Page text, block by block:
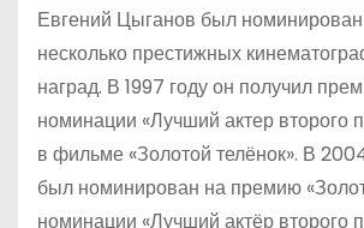
Евгений Цыганов был
несколько престижных
наград. В 1997 году он получил
номинации «Лучший актер второго
в фильме «Золотой телёнок». В
был номинирован на премию
номинации «Лучший актёр второго